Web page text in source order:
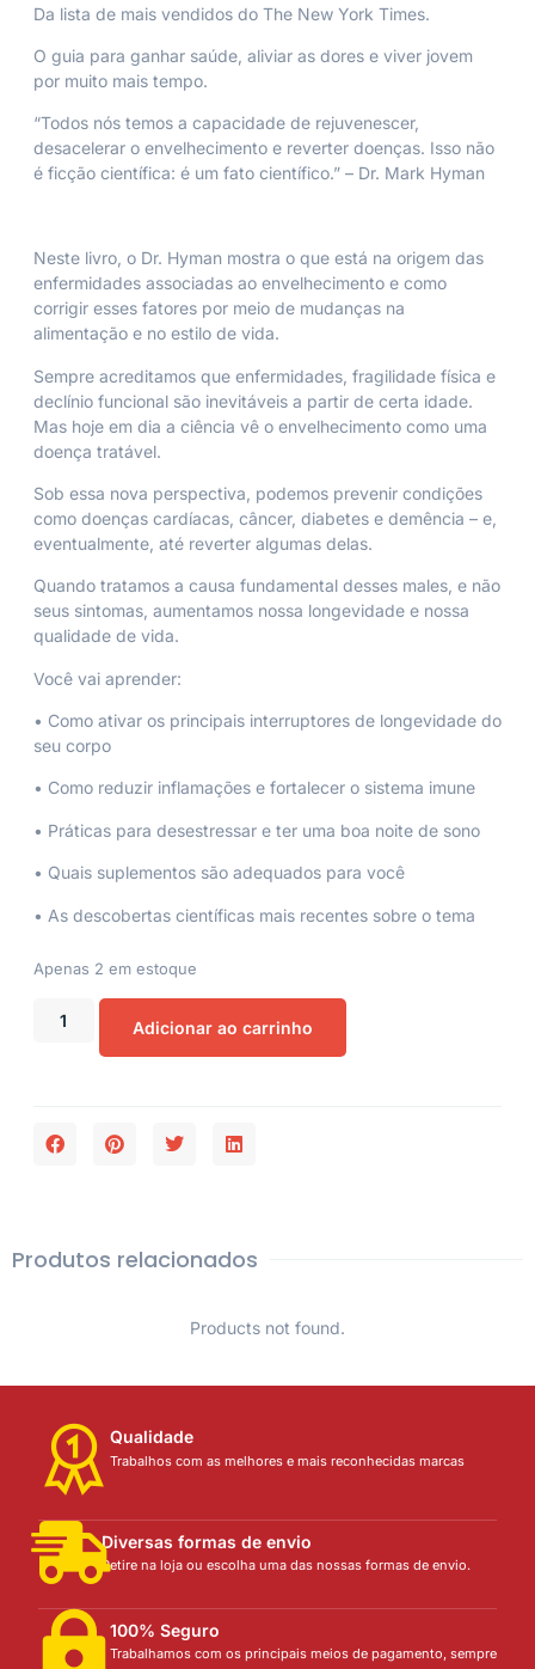
Da lista de mais vendidos do The New York Times.
O guia para ganhar saúde, aliviar as dores e viver jovem
por muito mais tempo.
“Todos nós temos a capacidade de rejuvenescer,
desacelerar o envelhecimento e reverter doenças. Isso não
é ficção científica: é um fato científico.” – Dr. Mark Hyman
Neste livro, o Dr. Hyman mostra o que está na origem das
enfermidades associadas ao envelhecimento e como
corrigir esses fatores por meio de mudanças na
alimentação e no estilo de vida.
Sempre acreditamos que enfermidades, fragilidade física e
declínio funcional são inevitáveis a partir de certa idade.
Mas hoje em dia a ciência vê o envelhecimento como uma
doença tratável.
Sob essa nova perspectiva, podemos prevenir condições
como doenças cardíacas, câncer, diabetes e demência – e,
eventualmente, até reverter algumas delas.
Quando tratamos a causa fundamental desses males, e não
seus sintomas, aumentamos nossa longevidade e nossa
qualidade de vida.
Você vai aprender:
• Como ativar os principais interruptores de longevidade do
seu corpo
• Como reduzir inflamações e fortalecer o sistema imune
• Práticas para desestressar e ter uma boa noite de sono
• Quais suplementos são adequados para você
• As descobertas científicas mais recentes sobre o tema
Apenas 2 em estoque
Adicionar ao carrinho
Produtos relacionados
Products not found.
Qualidade
Trabalhos com as melhores e mais reconhecidas marcas
Diversas formas de envio
Retire na loja ou escolha uma das nossas formas de envio.
100% Seguro
Trabalhamos com os principais meios de pagamento, sempre